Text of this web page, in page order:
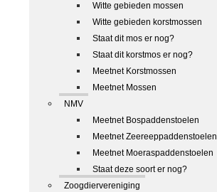
Witte gebieden mossen
Witte gebieden korstmossen
Staat dit mos er nog?
Staat dit korstmos er nog?
Meetnet Korstmossen
Meetnet Mossen
NMV
Meetnet Bospaddenstoelen
Meetnet Zeereeppaddenstoelen
Meetnet Moeraspaddenstoelen
Staat deze soort er nog?
Zoogdiervereniging